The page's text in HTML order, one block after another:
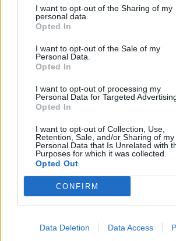
I want to opt-out of the Sharing of my
personal data.
Opted In
I want to opt-out of the Sale of my
Personal Data.
Opted In
I want to opt-out of processing my
Personal Data for Targeted
Opted In
I want to opt-out of Collection, Use,
Retention, Sale, and/or Sharing of my
Personal Data that Is Unrelated with
Purposes for which it was collected.
Opted Out
CONFIRM
Data Deletion Data Access
BAECATION HAWAII
COLORIST KIT FRAMAR
38,00
price
was:
38,00 €.
34,95
τρέχουσα
είναι:
34,95 €.
Επιλογή
Pure
Επιλογή
BB Κρέμα Με Χρώμα
Pure Beauty – MEDIUM
BB
Pure